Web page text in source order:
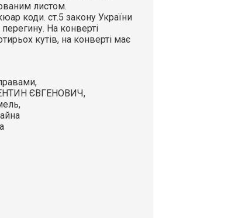
листом.
коди. ст.5 закону України
На конверті
кутів, на конверті має
ЄВГЕНОВИЧ,